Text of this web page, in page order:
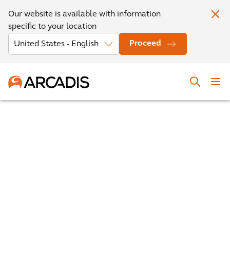
Our website is available with information
specific to your location
Proceed